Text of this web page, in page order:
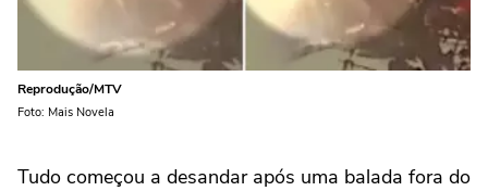
Reprodução/MTV
Foto: Mais Novela
Tudo começou a desandar após uma balada fora do